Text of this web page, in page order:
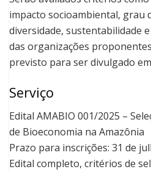
impacto socioambiental, grau
diversidade, sustentabilidade
das organizações
previsto para ser divulgado
Serviço
Edital AMABIO 001/2025 –
de Bioeconomia na Amazônia
Prazo para inscrições: 31 de
Edital completo, critérios de